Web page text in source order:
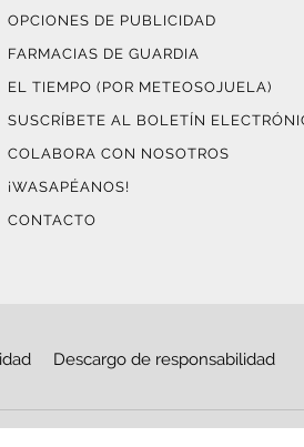
OPCIONES DE PUBLICIDAD
FARMACIAS DE GUARDIA
EL TIEMPO (POR METEOSOJUELA)
SUSCRÍBETE AL BOLETÍN
COLABORA CON NOSOTROS
¡WASAPÉANOS!
CONTACTO
Descargo de responsabilidad